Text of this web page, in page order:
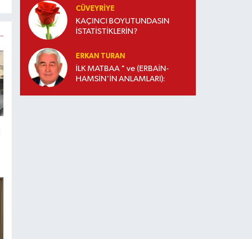
CÜVEYRIYE
KAÇINCI BOYUTUNDASIN
İSTATİSTİKLERİN?
ERKAN TURAN
İLK MATBAA " ve (ERBAİN-
HAMSİN'İN ANLAMLARI):